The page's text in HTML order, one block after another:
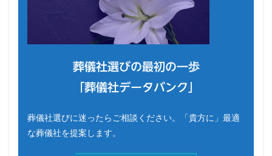
葬儀社選びの最初の一歩
「葬儀社データバンク」
葬儀社選びに迷ったらご相談ください。「貴方に」最適
な葬儀社を提案します。